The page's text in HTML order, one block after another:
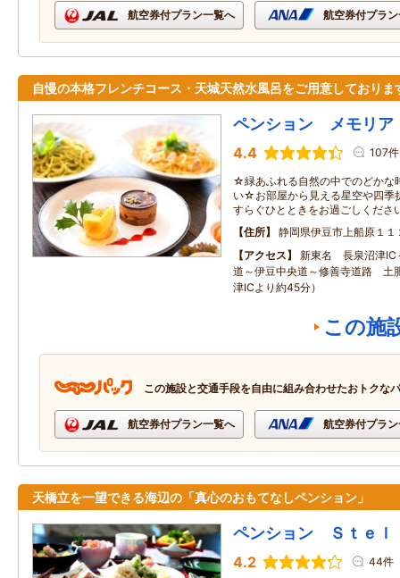
航空券付プラン一覧へ 航空券付プラ
自慢の本格フレンチコース・天城天然水風呂をご用意しておりま
ペンション メモリア
4.4 107件
☆緑あふれる自然の中でのどかな
い☆お部屋から見える星空や四季
すらぐひとときをお過ごしくださ
住所
静岡県伊豆市上船原１１
アクセス
新東名 長泉沼津IC
道～伊豆中央道～修善寺道路 土
津ICより約45分）
この施
この施設と交通手段を自由に組み合わせたおトクな
航空券付プラン一覧へ 航空券付プラ
天橋立を一望できる海辺の「真心のおもてなしペンション」
ペンション Ｓｔｅｌ
4.2 44件